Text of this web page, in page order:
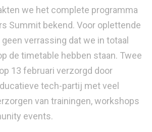
we het complete programma
Summit bekend. Voor oplettende
verrassing dat we in totaal
de timetable hebben staan. Twee
13 februari verzorgd door
tech-partij met veel
van trainingen, workshops
events.